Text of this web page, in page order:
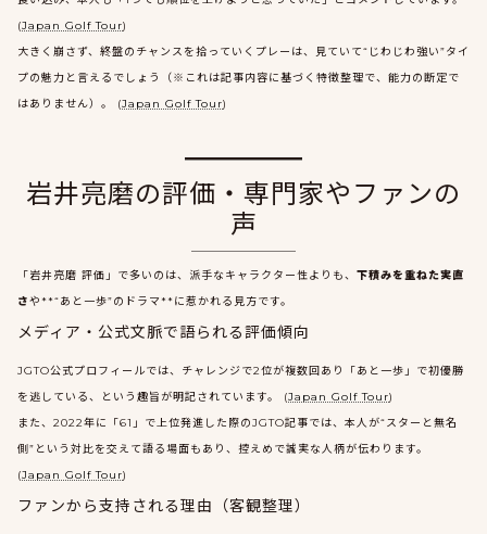
(Japan Golf Tour)
大きく崩さず、終盤のチャンスを拾っていくプレーは、見ていて“じわじわ強い”タイ
プの魅力と言えるでしょう（※これは記事内容に基づく特徴整理で、能力の断定で
はありません）。 (Japan Golf Tour)
岩井亮磨の評価・専門家やファンの
声
「岩井亮磨 評価」で多いのは、派手なキャラクター性よりも、 下積みを重ねた実直
さや**“あと一歩”のドラマ**に惹かれる見方です。
メディア・公式文脈で語られる評価傾向
JGTO公式プロフィールでは、チャレンジで2位が複数回あり「あと一歩」で初優勝
を逃している、という趣旨が明記されています。 (Japan Golf Tour)
また、2022年に「61」で上位発進した際のJGTO記事では、本人が“スターと無名
側”という対比を交えて語る場面もあり、控えめで誠実な人柄が伝わります。
(Japan Golf Tour)
ファンから支持される理由（客観整理）